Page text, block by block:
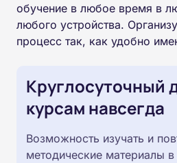
обучение в любое время в
любого устройства.
процесс так, как удобно
Круглосуточный
курсам навсегда
Возможность изучать и
методические материалы